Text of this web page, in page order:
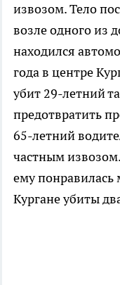
извозом. Тело
возле одного из
находился
года в центре
убит 29-летний
предотвратить
65-летний
частным
ему понравилась
Кургане убиты